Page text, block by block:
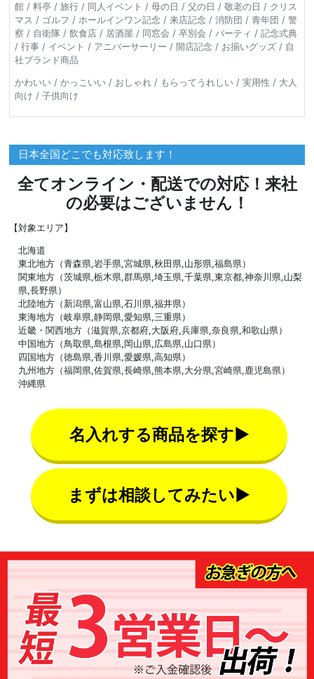
館 / 料亭 / 旅行 / 同人イベント / 母の日 / 父の日 / 敬老の日 / クリス
マス / ゴルフ / ホールインワン記念 / 来店記念 / 消防団 / 青年団 / 警
察 / 自衛隊 / 飲食店 / 居酒屋 / 同窓会 / 卒別会 / パーティ / 記念式典
/ 行事 / イベント / アニバーサーリー / 開店記念 / お揃いグッズ / 自
社ブランド商品
かわいい / かっこいい / おしゃれ / もらってうれしい / 実用性 / 大人
向け / 子供向け
日本全国どこでも対応致します！
全てオンライン・配送での対応！来社
の必要はございません！
【対象エリア】
北海道
東北地方（青森県,岩手県,宮城県,秋田県,山形県,福島県）
関東地方（茨城県,栃木県,群馬県,埼玉県,千葉県,東京都,神奈川県,山梨
県,長野県）
北陸地方（新潟県,富山県,石川県,福井県）
東海地方（岐阜県,静岡県,愛知県,三重県）
近畿・関西地方（滋賀県,京都府,大阪府,兵庫県,奈良県,和歌山県）
中国地方（鳥取県,島根県,岡山県,広島県,山口県）
四国地方（徳島県,香川県,愛媛県,高知県）
九州地方（福岡県,佐賀県,長崎県,熊本県,大分県,宮崎県,鹿児島県）
沖縄県
名入れする商品を探す▶
まずは相談してみたい▶